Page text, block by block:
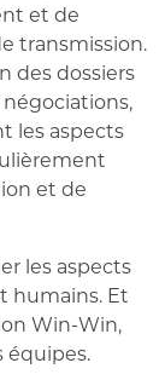
et de
transmission.
des dossiers
les aspects
et de
les aspects
humains. Et
Win-Win,
équipes.